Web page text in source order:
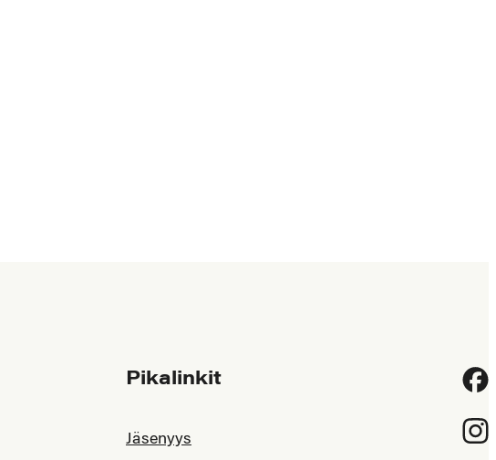
Pikalinkit
Jäsenyys